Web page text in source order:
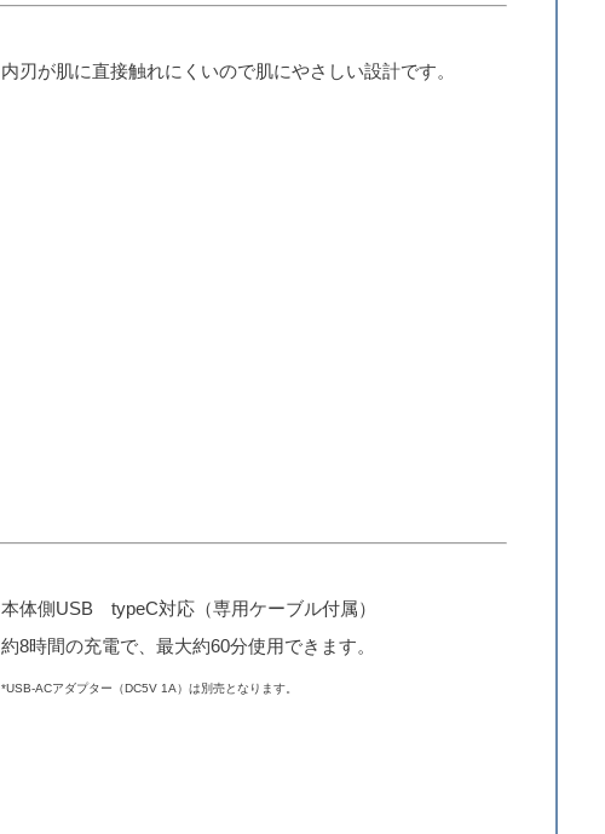
内刃が肌に直接触れにくいので肌にやさしい設計です。
本体側USB typeC対応（専用ケーブル付属）
約8時間の充電で、最大約60分使用できます。
*USB-ACアダプター（DC5V 1A）は別売となります。